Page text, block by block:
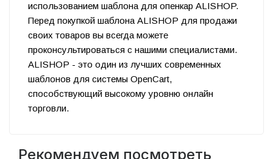
использованием шаблона для опенкар ALISHOP.
Перед покупкой шаблона ALISHOP для продажи
своих товаров вы всегда можете
проконсультироваться с нашими специалистами.
ALISHOP - это один из лучших современных
шаблонов для системы OpenCart,
способствующий высокому уровню онлайн
торговли.
Рекомендуем посмотреть